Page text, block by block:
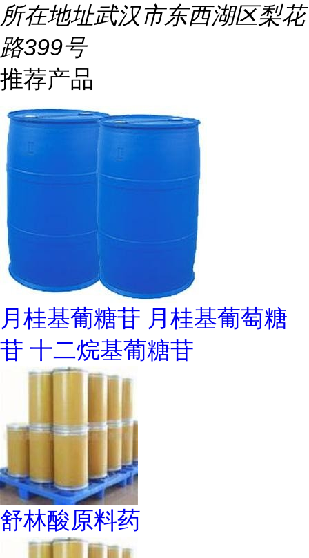
所在地址武汉市东西湖区梨花
路399号
推荐产品
月桂基葡糖苷 月桂基葡萄糖
苷 十二烷基葡糖苷
舒林酸原料药